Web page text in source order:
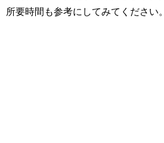
所要時間も参考にしてみてください。